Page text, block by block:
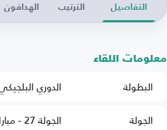
التفاصيل الترتيب الهدافون
معلومات اللقاء
البطولة
الدوري
الجولة
الجولة 27 - مباراة الإياب